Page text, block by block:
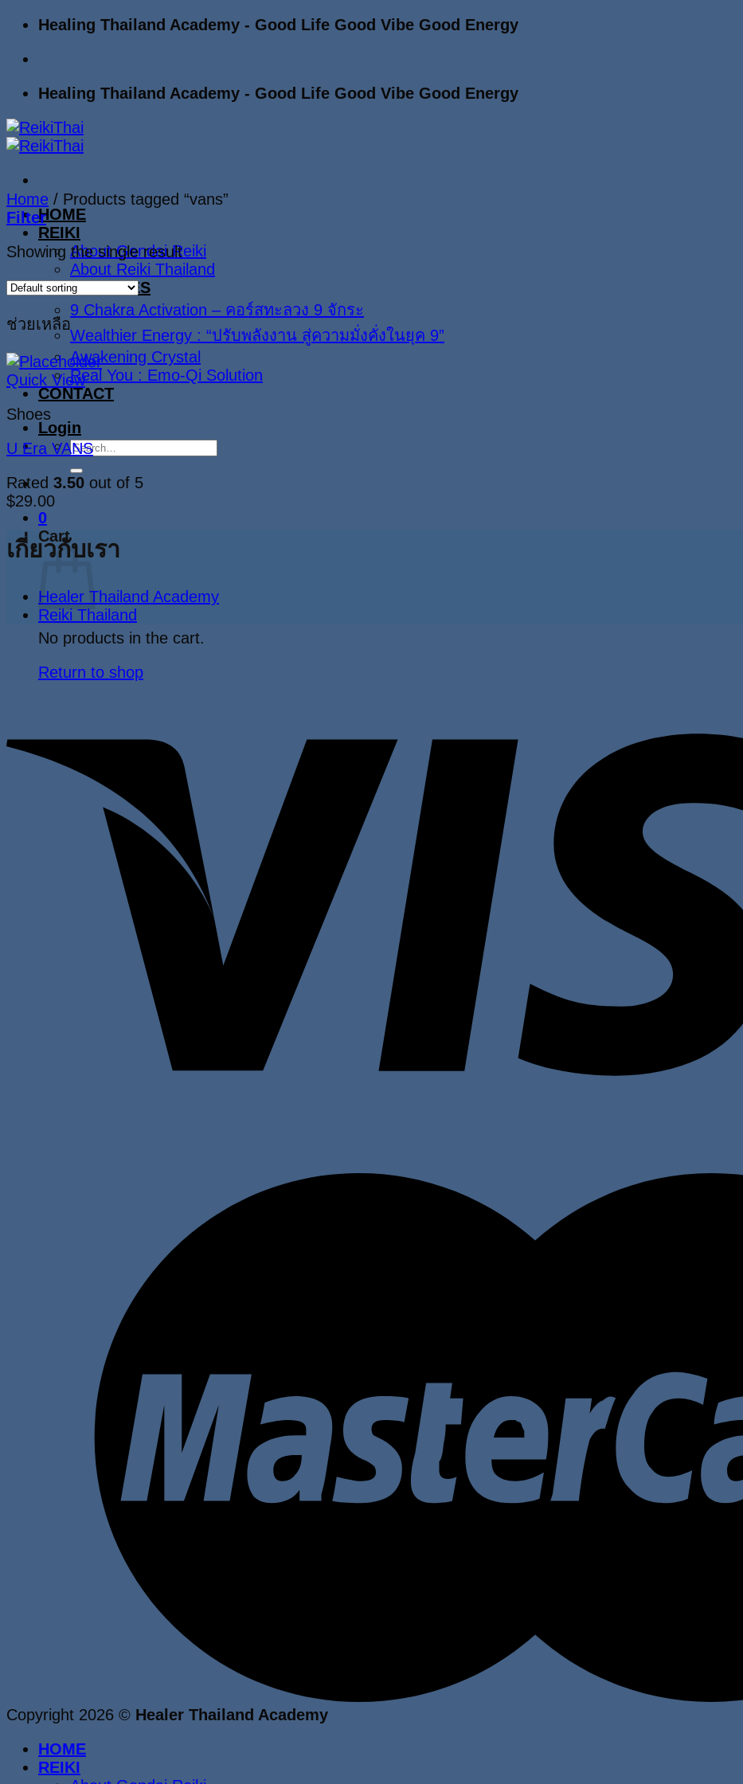
Skip
content
Healing Thailand Academy - Good Life Good Vibe Good Energy
Healing Thailand Academy - Good Life Good Vibe Good Energy
HOME
REIKI
About Gendai Reiki
About Reiki Thailand
ALL COURSES
9 Chakra Activation – คอร์สทะลวง 9 จักระ
Wealthier Energy : “ปรับพลังงาน สู่ความมั่งคั่งในยุค 9”
Awakening Crystal
Real You : Emo-Qi Solution
CONTACT
Login
Search
0
Cart
No products in the cart.
Return to shop
Home / Products tagged “vans”
Filter
Showing the single result
ช่วยเหลือ
Quick View
Shoes
U Era VANS
Rated 3.50 out of 5
$29.00
เกี่ยวกับเรา
Healer Thailand Academy
Reiki Thailand
Copyright 2026 © Healer Thailand Academy
HOME
REIKI